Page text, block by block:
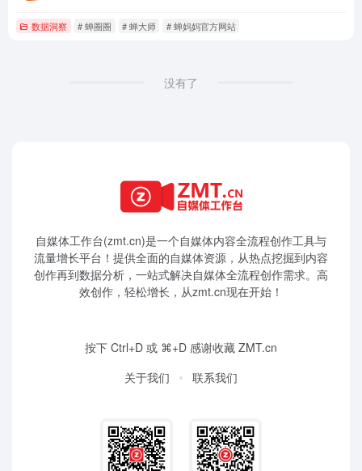
数据洞察 # 蝉圈圈 # 蝉大师 # 蝉妈妈官方网站
没有了
自媒体工作台(zmt.cn)是一个自媒体内容全流程创作工具与
流量增长平台！提供全面的自媒体资源，从热点挖掘到内容
创作再到数据分析，一站式解决自媒体全流程创作需求。高
效创作，轻松增长，从zmt.cn现在开始！
按下 Ctrl+D 或 ⌘+D 感谢收藏 ZMT.cn
关于我们
联系我们